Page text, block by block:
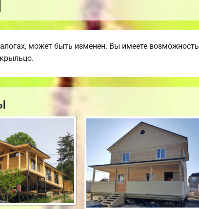
может быть изменен. Вы имеете возможность